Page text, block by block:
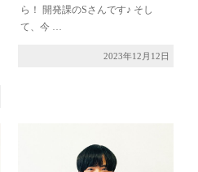
ら！ 開発課のSさんです♪ そし
て、今 …
2023年12月12日